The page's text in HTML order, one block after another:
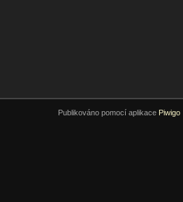
Publikováno pomocí aplikace Piwigo